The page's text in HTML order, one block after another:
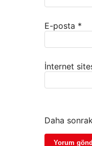
E-posta *
İnternet
Daha